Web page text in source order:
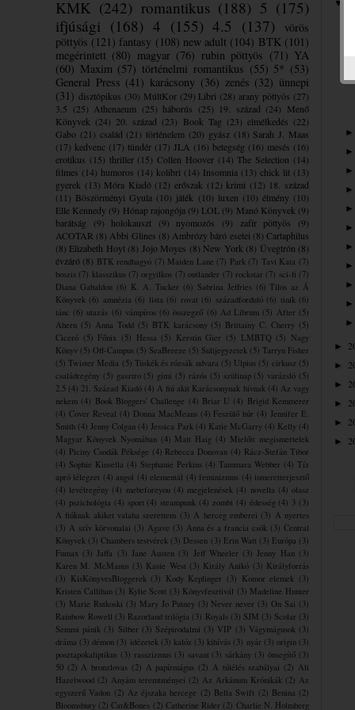
KMK (242) romantikus (188) 5 (175)
ifjúsági (168) 4 (155) 4.5 (137)
vörös
pöttyös (121) fantasy (108) new adult (104) BTK (101)
megérintett (80) magyar (76) rubin pöttyös (71) YA
(60) Maxim (57) történelmi romantikus (55) 5* (53)
General Press (41) karácsony (36) zenés (32) ünnepi
(31) disztópikus (30) MúltKor (29) Libri (28) arany pöttyös (27)
3.5 (25) Athenaeum (25) háborús (25) 19. század (24) Menő
Könyvek (24) 20. század (23) Book Tag (23) elmélkedés (22)
Gabo (21) család (21) történelem (20) gyász (18) Sarah J. Maas
(17) kedvenc (17) tündér (17) JLA (16) betegség (16) mesés (16)
erotikus (15) thriller (15) Collen Hoover (14) The Selection (14)
filmes (14) humoros (14) kolibri (14) Insomnia (13) chick lit (13)
gyerek (13) Móra Kiadó (12) erőszak (12) krimi (12) 18. század
(11) Böszörményi Gyula (10) játék (10) luxen (10) élmény (10)
Elle Kennedy (9) Hónap rajongója (9) LOL (9) Manó Könyvek (9)
barátság
(9) holokauszt (9) nyomozós (9) zafír pöttyös
(9)
ACOTAR (8) Abbi Glines (8) Ambrózy báró esetei (8) Cartaphilus
(8) Elizabeth Hoyt (8) Jojo Moyes (8) New York (8) Üvegtrón (8)
évzáró (8) BTK rendhagyó (7) Maiden Lane (7) Park (7) Tavi Kata (7)
boszis (7) klasszikus (7) orgyilkos (7) outlander (7) rockstar (7) sci-fi (7)
Diana Gabaldon (6) K. A. Tucker (6) Sabrina Jeffries (6) Tilos az Á
Könyvek (6) amnézia (6) lista (6) rovat (6) századforduló (6) tinik (6)
tánc (6) utazás (6) vámpíros (6) összegző (6) Ad Librum (5) After (5)
Ahern (5) Anna Todd (5) BTK karácsony (5) Brittainy C. Cherry (5)
Ciceró (5) Főnix (5) Hessa (5) Kerstin Gier (5) LMBTQ (5) Nagy
Könyv (5) Off-Campus (5) SeaBreeze (5) Sulijegyzetek (5) Tarryn Fisher
(5) Twister Media (5) Tüskék és rózsák udvara (5) Ulpius (5) cirkusz (5)
családregény (5) gasztro (5) gimi (5) rázós (5) szülinap (5) varázsló (5)
2.5 (4) 21. Század Kiadó (4) A fiú akit Karácsonynak hívnak (4) Az vagy
nekem (4) Book Bloggers' Challenge (4) Briar U (4) Brigid Kemmerer
(4) Cover Reveal (4) Donna MacMeans (4) Feszülő húr (4) Jennifer E.
Smith (4) Jenny Colgan (4) Jessica Park (4) Katie McGarry (4) Kelly (4)
Magyar Könyvek Nyomában (4) Matt Haig (4) Mielőtt megismertelek
(4) Piciny Csodák Péksége (4) Rebecca Donovan (4) Rácz-Stefán Tibor
(4) Sophie Kinsella (4) Stephanie Perkins (4) Tammara Webber (4) Tíz
apró lélegzet (4) angol (4) elementál (4) feminizmus (4) ismeretterjesztő
(4) levélregény (4) mebeforeyou (4) megjelenések (4) novella (4) olasz
(4) pszichológia (4) sport (4) steampunk (4) zombi (4) édesség (4) 3 (3)
A fiúknak akiket valaha szerettem (3) A herceg emberei (3) A nyertes
(3) A szív körvonalai (3) Agave (3) Anna és a francia csók (3) Central
Könyvek (3) Chambers testvérek (3) Dessen (3) Erin Watt (3) Európa (3)
Fumax (3) Jaffa (3) Jane Austen (3) Jeff Wheeler (3) Jenny Han (3)
Karen M. McManus (3) Kasie West (3) Király Anikó (3) Királyforrás
(3) KisKönyvesBloggerek (3) Kody Keplinger (3) Komor elemek (3)
Kristen Callihan (3) Kylie Scott (3) Könyvfesztivál (3) Madeline Hunter
(3) Marie Rutkoski (3) Mary Jo Putney (3) Never never (3) On Sai (3)
Rainbow Rowell (3) Razorland trilógia (3) Royals (3) SJM (3) Scolar (3)
Semmi pánik (3) Silber (3) Szépirodalmi (3) VIP (3) Vágymágusok (3)
dráma (3) démon (3) idézetek (3) kalóz (3) kihívás (3) nyár (3) origin (3)
posztapokaliptikus (3) rasszizmus (3) savant (3) sárkány (3) önsegítő (3)
50 (2) A bronzlovas (2) A papírmágus (2) A túlélés szabályai (2) Ali
Hazelwood (2) Anyám teremtményei (2) Az Arkánum Krónikák (2) Az
egyszerű Vadon (2) Az éjszaka hercege (2) Bella Swift (2) Benina (2)
Bloomsbury (2) Cat&Bones (2) Catherine Rider (2) Charlie N. Holmberg
▼
►
►
►
►
►
►